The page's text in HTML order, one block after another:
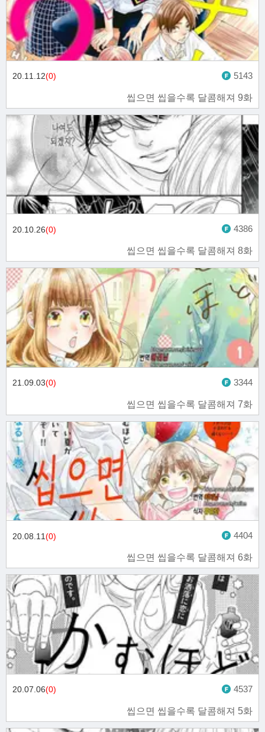
씹으면 씹을수록 달콤해져 9화
20.11.12(0) 5143
씹으면 씹을수록 달콤해져 8화
20.10.26(0) 4386
씹으면 씹을수록 달콤해져 7화
21.09.03(0) 3344
씹으면 씹을수록 달콤해져 6화
20.08.11(0) 4404
씹으면 씹을수록 달콤해져 5화
20.07.06(0) 4537